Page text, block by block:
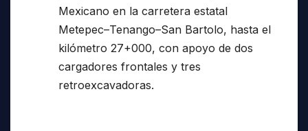
Mexicano en la carretera estatal
Metepec–Tenango–San Bartolo, hasta el
kilómetro 27+000, con apoyo de dos
cargadores frontales y tres
retroexcavadoras.